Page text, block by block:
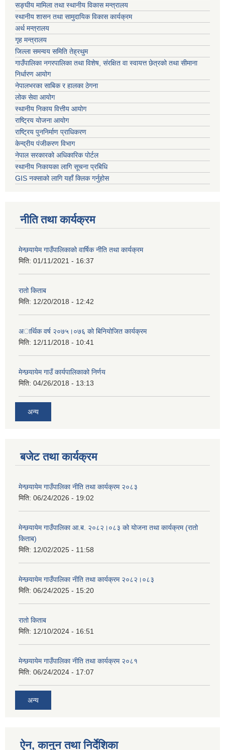
सङ्घीय मामिला तथा स्थानीय विकास मन्त्रालय
स्थानीय शासन तथा सामुदायिक विकास कार्यक्रम
अर्थ मन्त्रालय
गृह मन्त्रालय
जिल्ला समन्वय समिति तेह्रथुम
गाउँपालिका नगरपालिका तथा विशेष, संरक्षित वा स्वायत्त छेत्रको तथा सीमाना
निर्धारण आयोग
नेपालभरका साबिक र हालका ठेगना
लोक सेवा आयोग
स्थानीय निकाय वित्तीय आयोग
राष्ट्रिय योजना आयोग
राष्ट्रिय पुननिर्माण प्राधिकरण
केन्द्रीय पंजीकरण विभाग
नेपाल सरकारको अधिकारिक पोर्टल
स्थानीय निकायका लागि सूचना प्रबिधि
GIS नक्साको लागि यहाँ क्लिक गर्नुहोस
नीति तथा कार्यक्रम
मेन्छयायेम गाउँपालिकाको वार्षिक नीति तथा कार्यक्रम
मिति: 01/11/2021 - 16:37
रातो किताब
मिति: 12/20/2018 - 12:42
अार्थिक वर्ष २०७५।०७६ काे बिनियोजित कार्यक्रम
मिति: 12/11/2018 - 10:41
मेन्छयायेम गाउँ कार्यपालिकाको निर्णय
मिति: 04/26/2018 - 13:13
अन्य
बजेट तथा कार्यक्रम
मेन्छयायेम गाउँपालिका नीति तथा कार्यक्रम २०८३
मिति: 06/24/2026 - 19:02
मेन्छयायेम गाउँपालिका आ.ब. २०८२।०८३ को योजना तथा कार्यक्रम (रातो
किताब)
मिति: 12/02/2025 - 11:58
मेन्छयायेम गाउँपालिका नीति तथा कार्यक्रम २०८२।०८३
मिति: 06/24/2025 - 15:20
रातो किताब
मिति: 12/10/2024 - 16:51
मेन्छयायेम गाउँपालिका नीति तथा कार्यक्रम २०८१
मिति: 06/24/2024 - 17:07
अन्य
ऐन, कानुन तथा निर्देशिका